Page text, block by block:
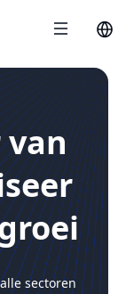
sectoren